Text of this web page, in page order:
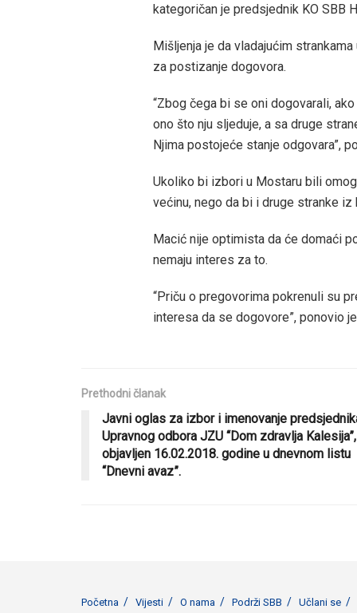
kategoričan je predsjednik KO SBB
Mišljenja je da vladajućim
za postizanje dogovora.
“Zbog čega bi se oni dogovarali,
ono što nju sljeduje, a sa druge
Njima postojeće stanje odgovara”,
Ukoliko bi izbori u Mostaru bili
većinu, nego da bi i druge stranke
Macić nije optimista da će domaći
nemaju interes za to.
“Priču o pregovorima pokrenuli su
interesa da se dogovore”, ponovio
Prethodni članak
Javni oglas za izbor i imenovanje
Upravnog odbora JZU “Dom zdravlja Kalesija”,
objavljen 16.02.2018. godine u dnevnom listu
“Dnevni avaz”.
Početna Vijesti O nama Podrži SBB Učlani se